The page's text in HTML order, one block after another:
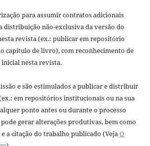
para assumir contratos adicionais
distribuição não-exclusiva da versão do
revista (ex.: publicar em repositório
capítulo de livro), com reconhecimento de
nesta revista.
e são estimulados a publicar e distribuir
em repositórios institucionais ou na sua
ponto antes ou durante o processo
gerar alterações produtivas, bem como
a citação do trabalho publicado (VejaO